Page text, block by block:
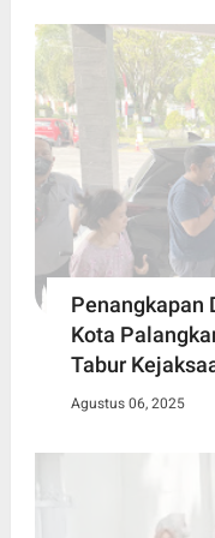
Penangkapan
Kota
Tabur
Agustus 06, 2025